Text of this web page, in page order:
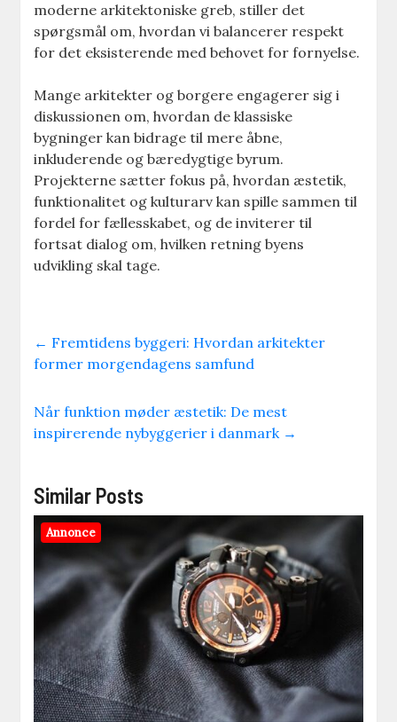
moderne arkitektoniske greb, stiller det
spørgsmål om, hvordan vi balancerer respekt
for det eksisterende med behovet for fornyelse.
Mange arkitekter og borgere engagerer sig i
diskussionen om, hvordan de klassiske
bygninger kan bidrage til mere åbne,
inkluderende og bæredygtige byrum.
Projekterne sætter fokus på, hvordan æstetik,
funktionalitet og kulturarv kan spille sammen til
fordel for fællesskabet, og de inviterer til
fortsat dialog om, hvilken retning byens
udvikling skal tage.
← Fremtidens byggeri: Hvordan arkitekter
former morgendagens samfund
Når funktion møder æstetik: De mest
inspirerende nybyggerier i danmark →
Similar Posts
Annonce